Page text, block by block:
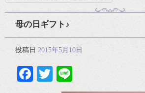
母の日ギフト♪
投稿日 2015年5月10日
Facebook
Twitter